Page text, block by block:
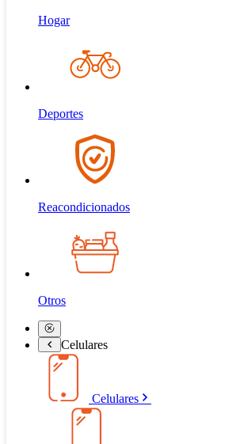
Hogar
Deportes
Reacondicionados
Otros
Celulares
Celulares